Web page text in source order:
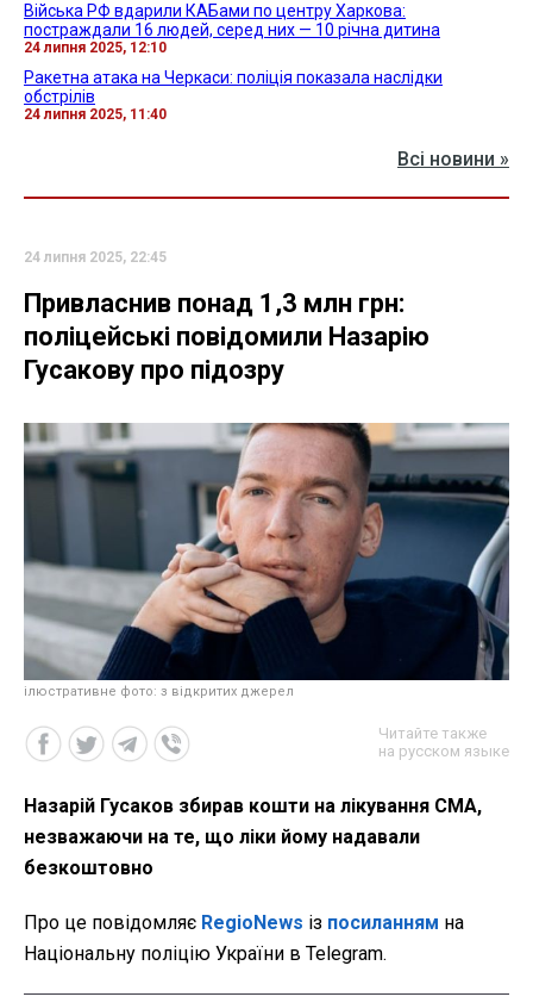
Війська РФ вдарили КАБами по центру Харкова:
постраждали 16 людей, серед них — 10 річна дитина
24 липня 2025, 12:10
Ракетна атака на Черкаси: поліція показала наслідки
обстрілів
24 липня 2025, 11:40
Всі новини »
24 липня 2025, 22:45
Привласнив понад 1,3 млн грн:
поліцейські повідомили Назарію
Гусакову про підозру
ілюстративне фото: з відкритих джерел
Читайте также
на русском языке
Назарій Гусаков збирав кошти на лікування СМА,
незважаючи на те, що ліки йому надавали
безкоштовно
Про це повідомляє RegioNews із посиланням на
Національну поліцію України в Telegram.